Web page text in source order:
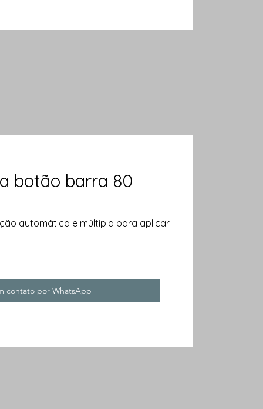
botão barra 80
automática e múltipla para aplicar
contato por WhatsApp